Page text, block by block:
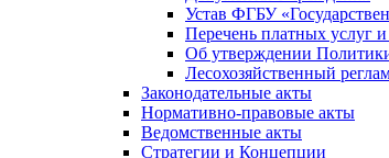
Устав ФГБУ
Перечень платных услуг
Об утверждении
Лесохозяйственный
Законодательные акты
Нормативно-правовые акты
Ведомственные акты
Стратегии и Концепции